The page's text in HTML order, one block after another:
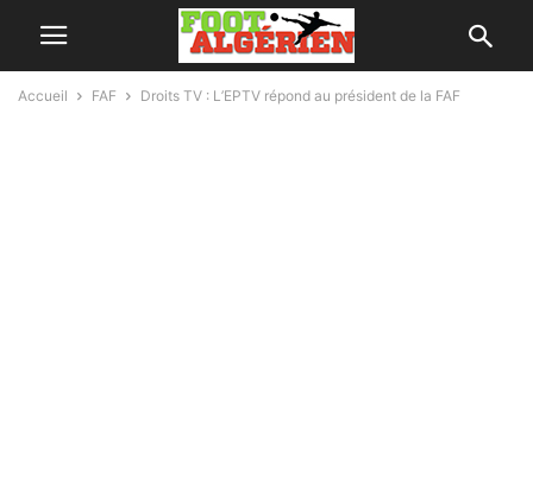
Accueil FAF Droits TV : L’EPTV répond au président de la FAF